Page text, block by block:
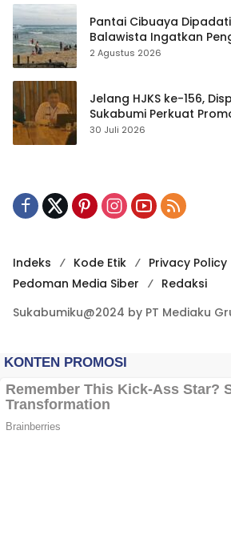
Pantai Cibuaya
Balawista Ingatkan
Waspada
2 Agustus 2026
Jelang HJKS ke-156,
Sukabumi Perkuat
Publikasi Digital
30 Juli 2026
Indeks Kode Etik Privacy Policy
Pedoman Media Siber
Redaksi
Sukabumiku@2024 by PT Mediaku